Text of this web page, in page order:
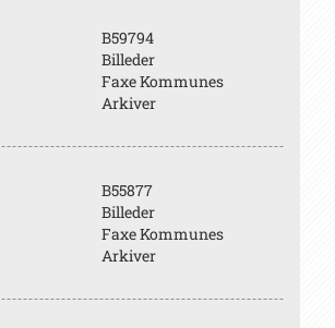
B59794
Billeder
Faxe Kommunes
Arkiver
B55877
Billeder
Faxe Kommunes
Arkiver